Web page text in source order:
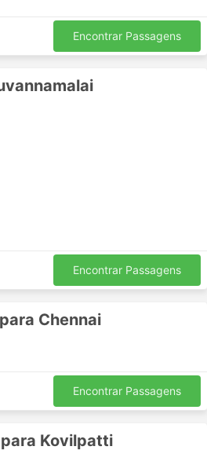
Encontrar Passagens
Encontrar Passagens
Chennai
Encontrar Passagens
Kovilpatti